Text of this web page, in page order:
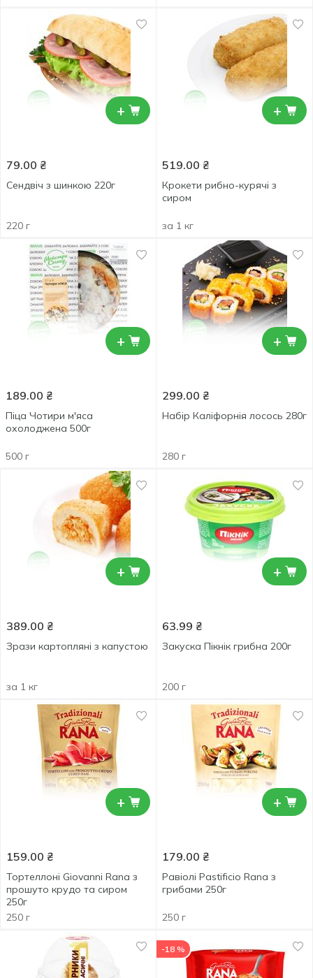
+
79.00 ₴
Сендвіч з шинкою 220г
220 г
+
519.00 ₴
Крокети рибно-курячі з
сиром
за 1 кг
+
189.00 ₴
Піца Чотири м'яса
охолоджена 500г
500 г
+
299.00 ₴
Набір Каліфорнія лосось 280г
280 г
+
389.00 ₴
Зрази картопляні з капустою
за 1 кг
+
63.99 ₴
Закуска Пікнік грибна 200г
200 г
+
159.00 ₴
Тортеллоні Giovanni Rana з
прошуто крудо та сиром
250г
250 г
+
179.00 ₴
Равіолі Pastificio Rana з
грибами 250г
250 г
-18 %